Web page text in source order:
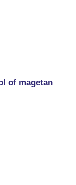
of magetan